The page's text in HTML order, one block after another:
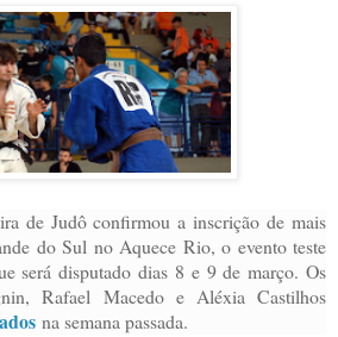
de Judô confirmou a inscrição de mais
do Sul no Aquece Rio, o evento teste
será disputado dias 8 e 9 de março. Os
Rafael Macedo e Aléxia Castilhos
na semana passada.